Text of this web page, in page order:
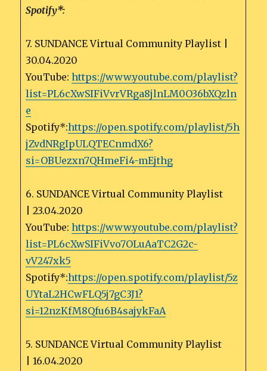
Spotify*:
7. SUNDANCE Virtual Community Playlist |
30.04.2020
YouTube:https://www.youtube.com/playlist?
list=PL6cXwSIFiVvrVRga8jlnLM0O36bXQzln
e
Spotify*:https://open.spotify.com/playlist/5h
jZvdNRgIpULQTECnmdX6?
si=OBUezxn7QHmeFi4-mEjthg
6. SUNDANCE Virtual Community Playlist
| 23.04.2020
YouTube:https://www.youtube.com/playlist?
list=PL6cXwSIFiVvo7OLuAaTC2G2c-
vV247xk5
Spotify*:https://open.spotify.com/playlist/5z
UYtaL2HCwFLQ5j7gC3J1?
si=12nzKfM8Qfu6B4sajykFaA
5. SUNDANCE Virtual Community Playlist
| 16.04.2020